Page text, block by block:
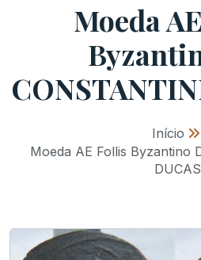
Moeda
Início »
Moeda AE Follis Byzantino
DUCAS